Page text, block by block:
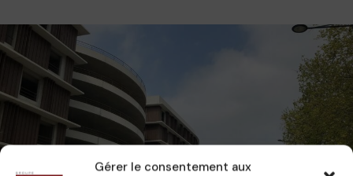
Gérer le consentement aux
CETAB 28 novembre 2023